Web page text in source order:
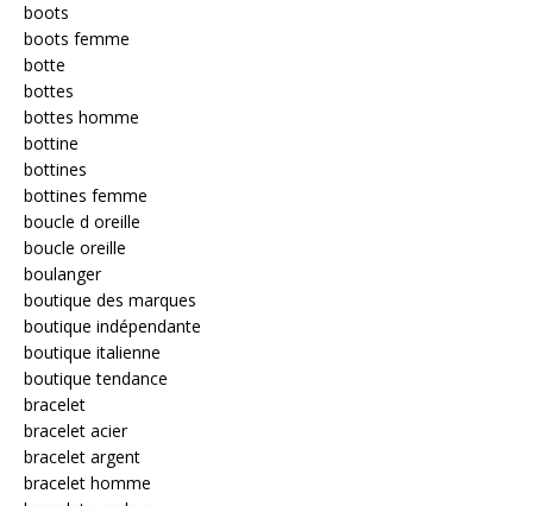
boots
boots femme
botte
bottes
bottes homme
bottine
bottines
bottines femme
boucle d oreille
boucle oreille
boulanger
boutique des marques
boutique indépendante
boutique italienne
boutique tendance
bracelet
bracelet acier
bracelet argent
bracelet homme